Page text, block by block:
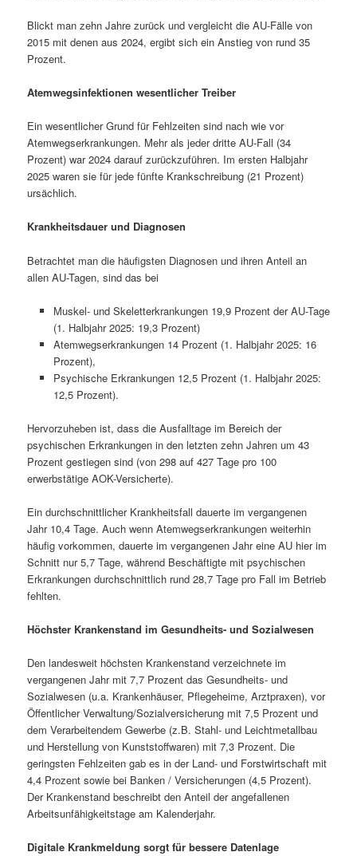
Blickt man zehn Jahre zurück und vergleicht die AU-Fälle von
2015 mit denen aus 2024, ergibt sich ein Anstieg von rund 35
Prozent.
Atemwegsinfektionen wesentlicher Treiber
Ein wesentlicher Grund für Fehlzeiten sind nach wie vor
Atemwegserkrankungen. Mehr als jeder dritte AU-Fall (34
Prozent) war 2024 darauf zurückzuführen. Im ersten Halbjahr
2025 waren sie für jede fünfte Krankschreibung (21 Prozent)
ursächlich.
Krankheitsdauer und Diagnosen
Betrachtet man die häufigsten Diagnosen und ihren Anteil an
allen AU-Tagen, sind das bei
Muskel- und Skeletterkrankungen 19,9 Prozent der AU-Tage
(1. Halbjahr 2025: 19,3 Prozent)
Atemwegserkrankungen 14 Prozent (1. Halbjahr 2025: 16
Prozent),
Psychische Erkrankungen 12,5 Prozent (1. Halbjahr 2025:
12,5 Prozent).
Hervorzuheben ist, dass die Ausfalltage im Bereich der
psychischen Erkrankungen in den letzten zehn Jahren um 43
Prozent gestiegen sind (von 298 auf 427 Tage pro 100
erwerbstätige AOK-Versicherte).
Ein durchschnittlicher Krankheitsfall dauerte im vergangenen
Jahr 10,4 Tage. Auch wenn Atemwegserkrankungen weiterhin
häufig vorkommen, dauerte im vergangenen Jahr eine AU hier im
Schnitt nur 5,7 Tage, während Beschäftigte mit psychischen
Erkrankungen durchschnittlich rund 28,7 Tage pro Fall im Betrieb
fehlten.
Höchster Krankenstand im Gesundheits- und Sozialwesen
Den landesweit höchsten Krankenstand verzeichnete im
vergangenen Jahr mit 7,7 Prozent das Gesundheits- und
Sozialwesen (u.a. Krankenhäuser, Pflegeheime, Arztpraxen), vor
Öffentlicher Verwaltung/Sozialversicherung mit 7,5 Prozent und
dem Verarbeitendem Gewerbe (z.B. Stahl- und Leichtmetallbau
und Herstellung von Kunststoffwaren) mit 7,3 Prozent. Die
geringsten Fehlzeiten gab es in der Land- und Forstwirtschaft mit
4,4 Prozent sowie bei Banken / Versicherungen (4,5 Prozent).
Der Krankenstand beschreibt den Anteil der angefallenen
Arbeitsunfähigkeitstage am Kalenderjahr.
Digitale Krankmeldung sorgt für bessere Datenlage